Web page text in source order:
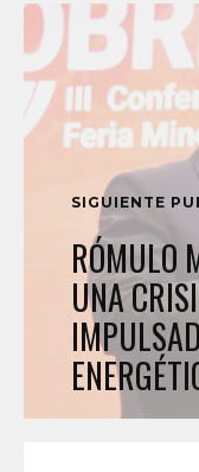
SIGUIENTE
RÓMULO
UNA